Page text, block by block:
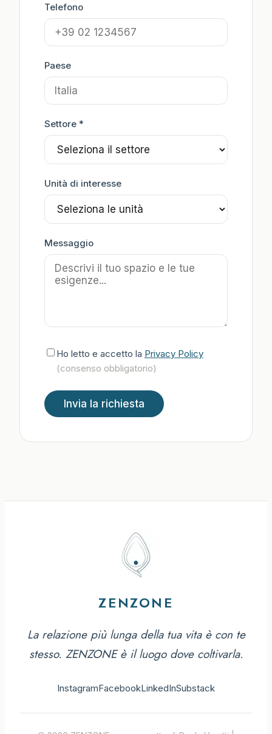
Telefono
Paese
Settore *
Unità di interesse
Messaggio
Ho letto e accetto la Privacy Policy
(consenso obbligatorio)
Invia la richiesta
ZENZONE
La relazione più lunga della tua vita è con te
stesso. ZENZONE è il luogo dove coltivarla.
InstagramFacebookLinkedInSubstack